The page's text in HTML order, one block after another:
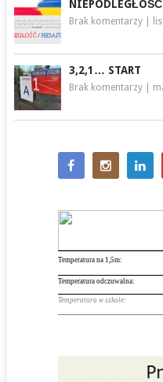
Brak komentarzy|
3,2,1… START
Brak komentarzy|